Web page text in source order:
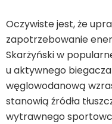
Oczywiste jest, że
zapotrzebowanie
Skarżyński w
u aktywnego
węglowodanową
stanowią źródła
wytrawnego